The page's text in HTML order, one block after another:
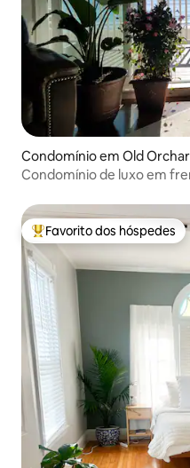
Condomínio em Old
Condomínio de luxo em
Favoritos dos hóspedes
Favorito dos hóspedes